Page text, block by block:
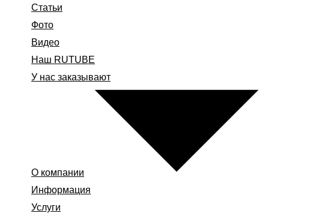
Статьи
Фото
Видео
Наш RUTUBE
У нас заказывают
О компании
Информация
Услуги